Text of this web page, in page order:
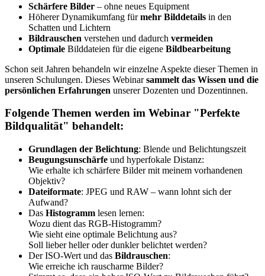
Schärfere Bilder – ohne neues Equipment
Höherer Dynamikumfang fürmehr Bilddetails in den
Schatten und Lichtern
Bildrauschen verstehen und dadurch vermeiden
Optimale Bilddateien für die eigene Bildbearbeitung
Schon seit Jahren behandeln wir einzelne Aspekte dieser Themen in
unseren Schulungen. Dieses Webinarsammelt das Wissen und die
persönlichen Erfahrungen unserer Dozenten und Dozentinnen.
Folgende Themen werden im Webinar "Perfekte
Bildqualität" behandelt:
Grundlagen der Belichtung: Blende und Belichtungszeit
Beugungsunschärfe und hyperfokale Distanz:
Wie erhalte ich schärfere Bilder mit meinem vorhandenen
Objektiv?
Dateiformate: JPEG und RAW – wann lohnt sich der
Aufwand?
Das Histogramm lesen lernen:
Wozu dient das RGB-Histogramm?
Wie sieht eine optimale Belichtung aus?
Soll lieber heller oder dunkler belichtet werden?
Der ISO-Wert und das Bildrauschen:
Wie erreiche ich rauscharme Bilder?